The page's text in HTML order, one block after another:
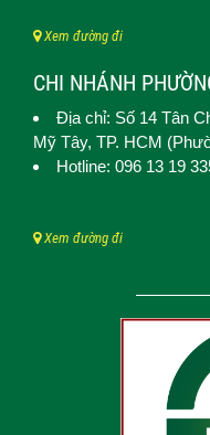
Xem đường đi
CHI NHÁNH
Địa chỉ: Số 14 Tân
Mỹ Tây, TP. HCM (
Hotline: 096 13 19
Xem đường đi